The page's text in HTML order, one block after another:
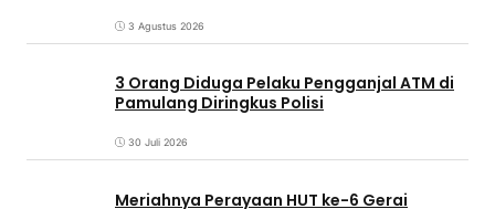
3 Agustus 2026
3 Orang Diduga Pelaku Pengganjal ATM di
Pamulang Diringkus Polisi
30 Juli 2026
Meriahnya Perayaan HUT ke-6 Gerai